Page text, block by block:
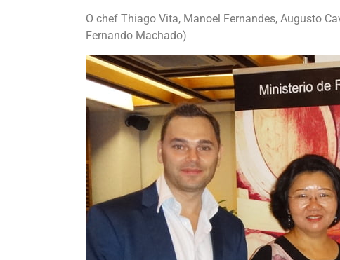
O chef Thiago Vita, Manoel Fernandes, Augusto
Fernando Machado)